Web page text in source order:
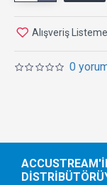
0
Alışveriş